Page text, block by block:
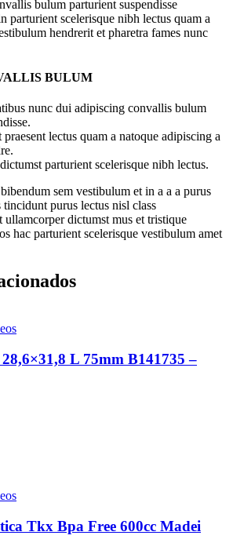
bulum parturient suspendisse
parturient scelerisque nibh lectus quam a
hendrerit et pharetra fames nunc
BULUM
nunc dui adipiscing convallis bulum
lectus quam a natoque adipiscing a
parturient scelerisque nibh lectus.
sem vestibulum et in a a a purus
purus lectus nisl class
ullamcorper dictumst mus et tristique
hac parturient scelerisque vestibulum amet
L 75mm B141735 –
Tkx Bpa Free 600cc Madei